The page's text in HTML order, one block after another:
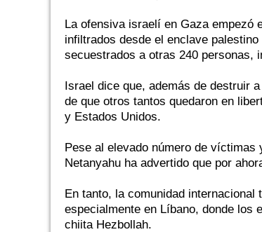
La ofensiva israelí en Gaza empezó
infiltrados desde el enclave
secuestrados a otras 240 personas,
Israel dice que, además de destruir
de que otros tantos quedaron en
y Estados Unidos.
Pese al elevado número de víctimas
Netanyahu ha advertido que por
En tanto, la comunidad
especialmente en Líbano, donde los
chiita Hezbollah.